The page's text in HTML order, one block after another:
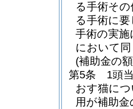
る手術そ
る手術に
手術の実
において
(補助金の
第5条
1頭
おす猫に
用が補助